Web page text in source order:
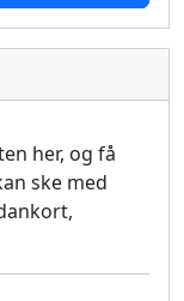
her, og få
ske med